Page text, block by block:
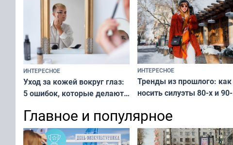
ИНТЕРЕСНОЕ
Уход за кожей вокруг глаз:
5 ошибок, которые делают
и вернуть свежий взгляд
без дорогих средств
ИНТЕРЕСНОЕ
Тренды из прошлого: как
носить силуэты 80-х и 90-
современно и стильно без
переплат
Главное и популярное